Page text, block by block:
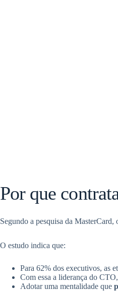
Por que
Segundo a pesquisa da
O estudo indica que:
Para 62% dos executivos, as
Com essa a liderança do
Adotar uma mentalidade que